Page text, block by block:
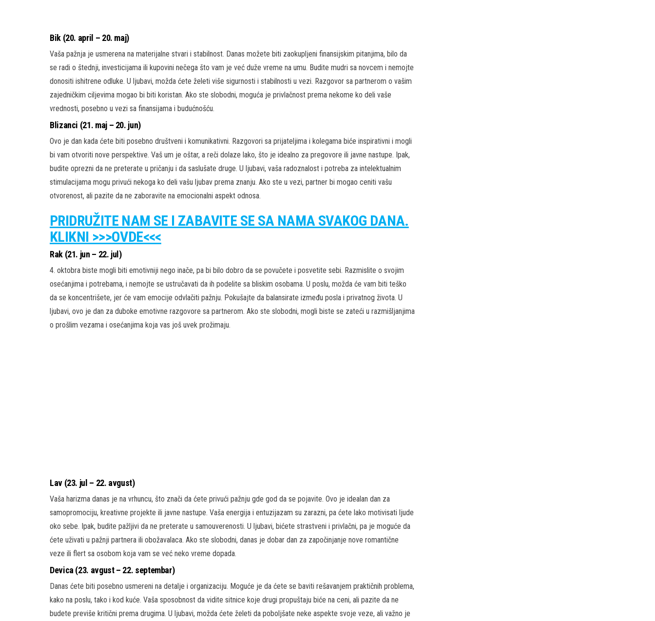
Bik (20. april – 20. maj)
Vaša pažnja je usmerena na materijalne stvari i stabilnost. Danas možete biti zaokupljeni finansijskim pitanjima, bilo da
se radi o štednji, investicijama ili kupovini nečega što vam je već duže vreme na umu. Budite mudri sa novcem i nemojte
donositi ishitrene odluke. U ljubavi, možda ćete želeti više sigurnosti i stabilnosti u vezi. Razgovor sa partnerom o vašim
zajedničkim ciljevima mogao bi biti koristan. Ako ste slobodni, moguća je privlačnost prema nekome ko deli vaše
vrednosti, posebno u vezi sa finansijama i budućnošću.
Blizanci (21. maj – 20. jun)
Ovo je dan kada ćete biti posebno društveni i komunikativni. Razgovori sa prijateljima i kolegama biće inspirativni i mogli
bi vam otvoriti nove perspektive. Vaš um je oštar, a reči dolaze lako, što je idealno za pregovore ili javne nastupe. Ipak,
budite oprezni da ne preterate u pričanju i da saslušate druge. U ljubavi, vaša radoznalost i potreba za intelektualnim
stimulacijama mogu privući nekoga ko deli vašu ljubav prema znanju. Ako ste u vezi, partner bi mogao ceniti vašu
otvorenost, ali pazite da ne zaboravite na emocionalni aspekt odnosa.
PRIDRUŽITE NAM SE I ZABAVITE SE SA NAMA SVAKOG DANA.
KLIKNI >>>OVDE<<<
Rak (21. jun – 22. jul)
4. oktobra biste mogli biti emotivniji nego inače, pa bi bilo dobro da se povučete i posvetite sebi. Razmislite o svojim
osećanjima i potrebama, i nemojte se ustručavati da ih podelite sa bliskim osobama. U poslu, možda će vam biti teško
da se koncentrišete, jer će vam emocije odvlačiti pažnju. Pokušajte da balansirate između posla i privatnog života. U
ljubavi, ovo je dan za duboke emotivne razgovore sa partnerom. Ako ste slobodni, mogli biste se zateći u razmišljanjima
o prošlim vezama i osećanjima koja vas još uvek prožimaju.
Lav (23. jul – 22. avgust)
Vaša harizma danas je na vrhuncu, što znači da ćete privući pažnju gde god da se pojavite. Ovo je idealan dan za
samopromociju, kreativne projekte ili javne nastupe. Vaša energija i entuzijazam su zarazni, pa ćete lako motivisati ljude
oko sebe. Ipak, budite pažljivi da ne preterate u samouverenosti. U ljubavi, bićete strastveni i privlačni, pa je moguće da
ćete uživati u pažnji partnera ili obožavalaca. Ako ste slobodni, danas je dobar dan za započinjanje nove romantične
veze ili flert sa osobom koja vam se već neko vreme dopada.
Devica (23. avgust – 22. septembar)
Danas ćete biti posebno usmereni na detalje i organizaciju. Moguće je da ćete se baviti rešavanjem praktičnih problema,
kako na poslu, tako i kod kuće. Vaša sposobnost da vidite sitnice koje drugi propuštaju biće na ceni, ali pazite da ne
budete previše kritični prema drugima. U ljubavi, možda ćete želeti da poboljšate neke aspekte svoje veze, ali važno je